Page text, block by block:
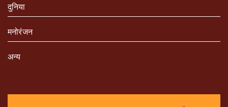
दुनिया
मनोरंजन
अन्य